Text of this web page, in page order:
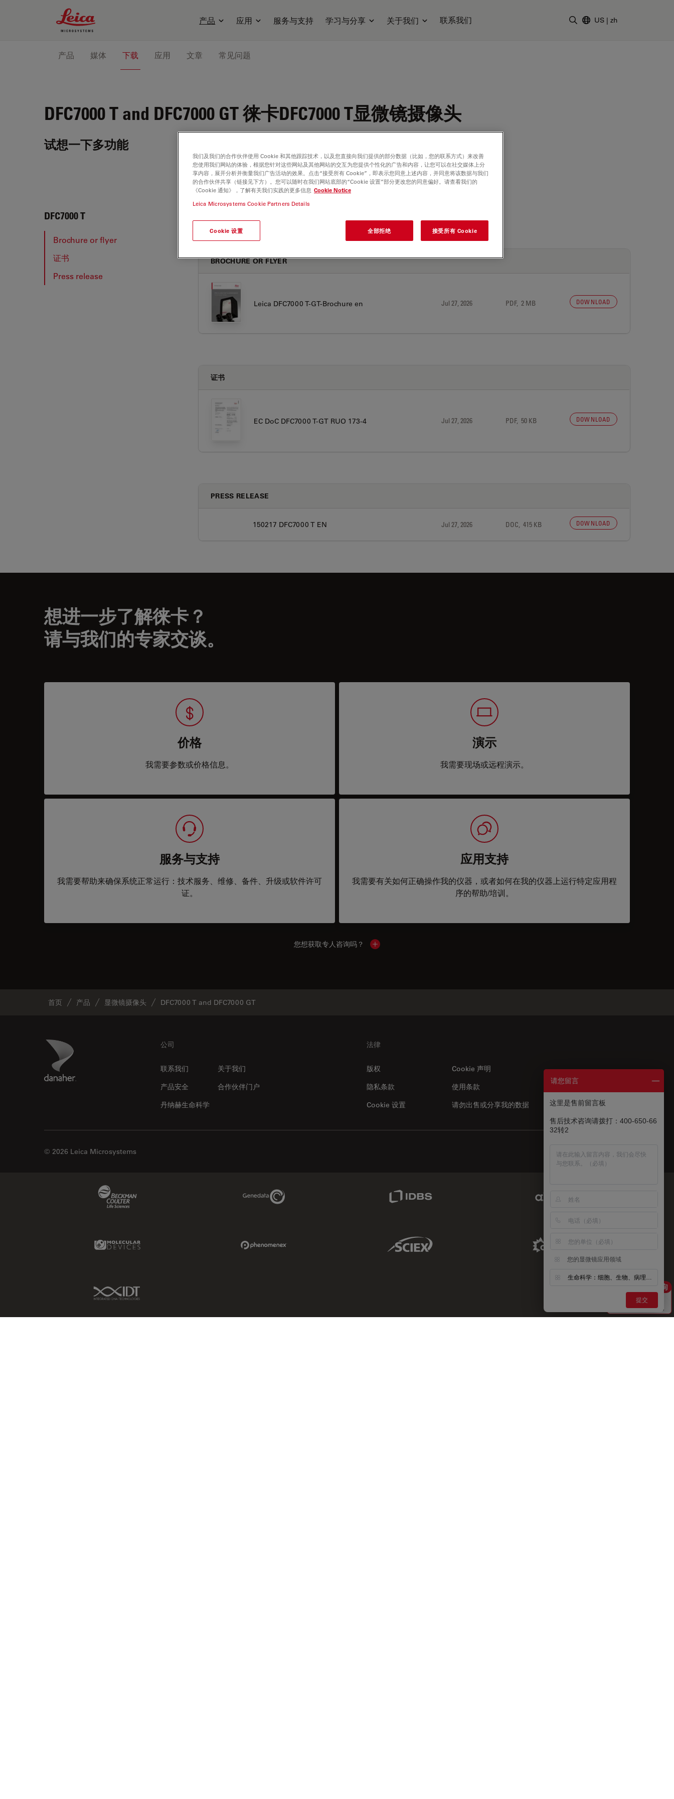
Leica Microsystems Logo
产品 应用 服务与支持 学习与分享 关于我们 联系我们 US | zh
产品 媒体 下载 应用 文章 常见问题
DFC7000 T and DFC7000 GT徕卡DFC7000 T显微镜摄像头
试想一下多功能
DFC7000 T
Brochure or flyer
证书
Press release
DFC7000 T
BROCHURE OR FLYER
Leica DFC7000 T-GT-Brochure en Jul 27, 2026 PDF, 2 MB DOWNLOAD
证书
EC DoC DFC7000 T-GT RUO 173-4 Jul 27, 2026 PDF, 50 KB DOWNLOAD
PRESS RELEASE
150217 DFC7000 T EN Jul 27, 2026 DOC, 415 KB DOWNLOAD
想进一步了解徕卡？
请与我们的专家交谈。
价格
我需要参数或价格信息。
演示
我需要现场或远程演示。
服务与支持
我需要帮助来确保系统正常运行：技术服务、维修、备件、升级或软件许可
证。
应用支持
我需要有关如何正确操作我的仪器，或者如何在我的仪器上运行特定应用程
序的帮助/培训。
您想获取专人咨询吗？ Show local contacts
首页 产品 显微镜摄像头 DFC7000 T and DFC7000 GT
Danaher Logo 公司
联系我们
关于我们
产品安全
合作伙伴门户
丹纳赫生命科学
法律
版权
Cookie 声明
隐私条款
请勿出售或分享我的数据
使用条款
Cookie 设置
US|zh
© 2026 Leica Microsystems
Genedata Link
Molecular Devices Link Sciex Link Aldevron Link
IDT Link
我们及我们的合作伙伴使用 Cookie 和其他跟踪技术，以及您直接向我们提供的部分数据（比如，您的联系方式）来改善
您使用我们网站的体验，根据您针对这些网站及其他网站的交互为您提供个性化的广告和内容，让您可以在社交媒体上分
享内容，展开分析并衡量我们广告活动的效果。点击“接受所有 Cookie”，即表示您同意上述内容，并同意将该数据与我们
的合作伙伴共享（链接见下方）。您可以随时在我们网站底部的“Cookie 设置”部分更改您的同意偏好。请查看我们的
《Cookie 通知》，了解有关我们实践的更多信息 Cookie Notice
Leica Microsystems Cookie Partners Details
Cookie 设置 全部拒绝 接受所有 Cookie
请您留言
这里是售前留言板
售后技术咨询请拨打：400-650-66
32转2
您的显微镜应用领域
生命科学：细胞、生物、病理、神经等
提交